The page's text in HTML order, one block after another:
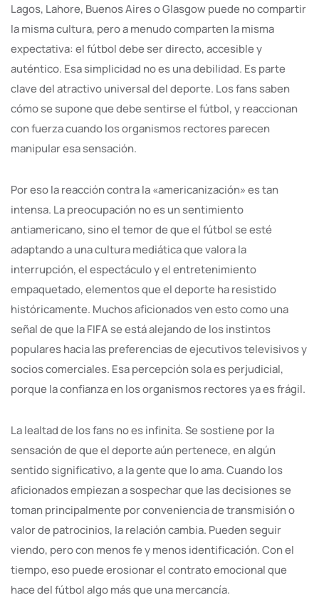
Lagos, Lahore, Buenos Aires o Glasgow puede no compartir
la misma cultura, pero a menudo comparten la misma
expectativa: el fútbol debe ser directo, accesible y
auténtico. Esa simplicidad no es una debilidad. Es parte
clave del atractivo universal del deporte. Los fans saben
cómo se supone que debe sentirse el fútbol, y reaccionan
con fuerza cuando los organismos rectores parecen
manipular esa sensación.
Por eso la reacción contra la «americanización» es tan
intensa. La preocupación no es un sentimiento
antiamericano, sino el temor de que el fútbol se esté
adaptando a una cultura mediática que valora la
interrupción, el espectáculo y el entretenimiento
empaquetado, elementos que el deporte ha resistido
históricamente. Muchos aficionados ven esto como una
señal de que la FIFA se está alejando de los instintos
populares hacia las preferencias de ejecutivos televisivos y
socios comerciales. Esa percepción sola es perjudicial,
porque la confianza en los organismos rectores ya es frágil.
La lealtad de los fans no es infinita. Se sostiene por la
sensación de que el deporte aún pertenece, en algún
sentido significativo, a la gente que lo ama. Cuando los
aficionados empiezan a sospechar que las decisiones se
toman principalmente por conveniencia de transmisión o
valor de patrocinios, la relación cambia. Pueden seguir
viendo, pero con menos fe y menos identificación. Con el
tiempo, eso puede erosionar el contrato emocional que
hace del fútbol algo más que una mercancía.